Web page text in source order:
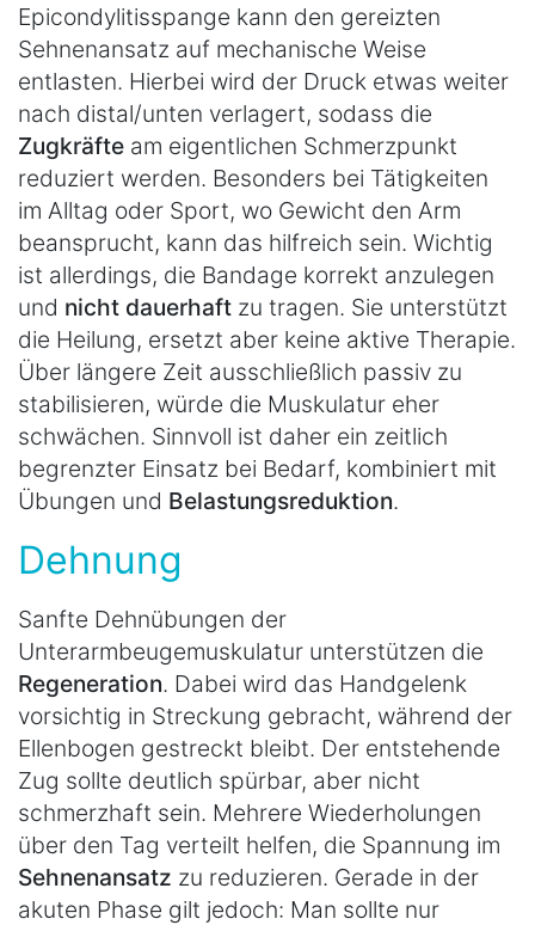
Epicondylitisspange kann den gereizten
Sehnenansatz auf mechanische Weise
entlasten. Hierbei wird der Druck etwas weiter
nach distal/unten verlagert, sodass die
Zugkräfte am eigentlichen Schmerzpunkt
reduziert werden. Besonders bei Tätigkeiten
im Alltag oder Sport, wo Gewicht den Arm
beansprucht, kann das hilfreich sein. Wichtig
ist allerdings, die Bandage korrekt anzulegen
und nicht dauerhaft zu tragen. Sie unterstützt
die Heilung, ersetzt aber keine aktive Therapie.
Über längere Zeit ausschließlich passiv zu
stabilisieren, würde die Muskulatur eher
schwächen. Sinnvoll ist daher ein zeitlich
begrenzter Einsatz bei Bedarf, kombiniert mit
Übungen und Belastungsreduktion.
Dehnung
Sanfte Dehnübungen der
Unterarmbeugemuskulatur unterstützen die
Regeneration. Dabei wird das Handgelenk
vorsichtig in Streckung gebracht, während der
Ellenbogen gestreckt bleibt. Der entstehende
Zug sollte deutlich spürbar, aber nicht
schmerzhaft sein. Mehrere Wiederholungen
über den Tag verteilt helfen, die Spannung im
Sehnenansatz zu reduzieren. Gerade in der
akuten Phase gilt jedoch: Man sollte nur